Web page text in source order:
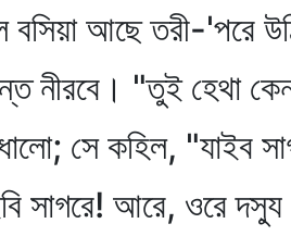
বসিয়া আছে তরী-'পরে
নীরবে। "তুই হেথা
সে কহিল, "যাইব
সাগরে! আরে, ওরে